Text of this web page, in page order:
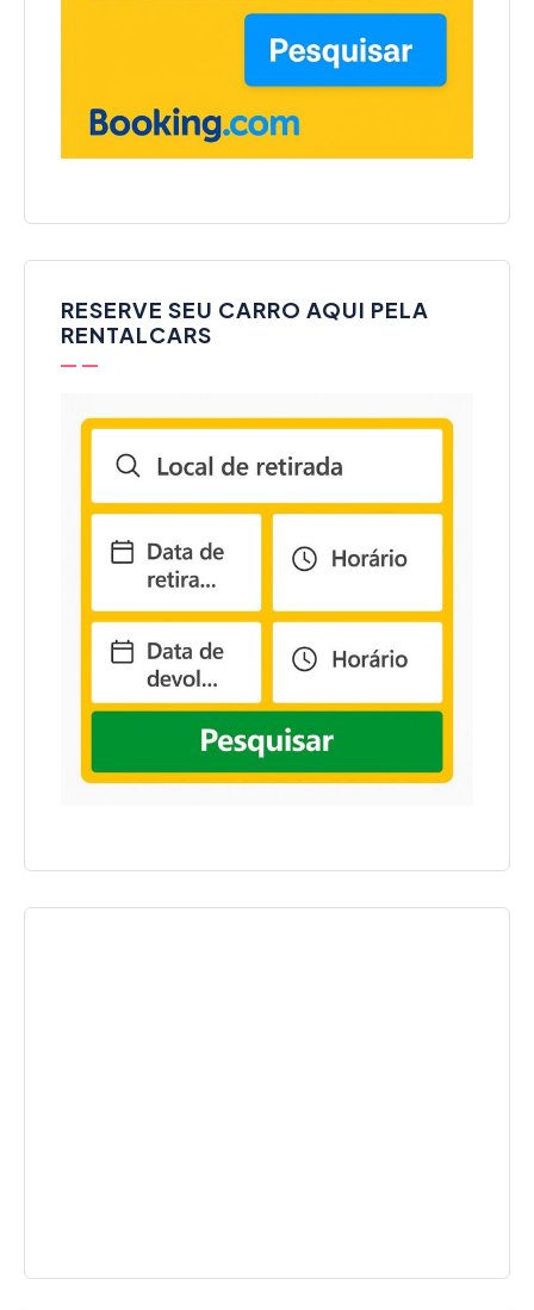
RESERVE SEU CARRO AQUI PELA
RENTALCARS